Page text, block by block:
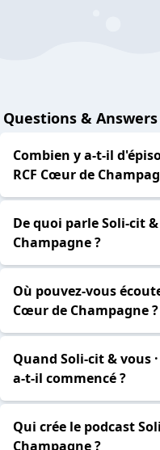
Questions & Answers
Combien y a-t-il
RCF Cœur de
De quoi parle Soli-cit
Champagne ?
Où pouvez-vous
Cœur de Champagne ?
Quand Soli-cit & vous
a-t-il commencé ?
Qui crée le podcast
Champagne ?